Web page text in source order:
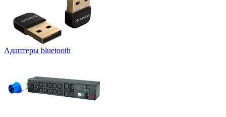
Адаптеры bluetooth